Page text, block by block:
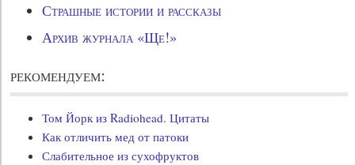
Страшные истории и рассказы
Архив журнала «Ще!»
рекомендуем:
Том Йорк из Radiohead. Цитаты
Как отличить мед от патоки
Слабительное из сухофруктов